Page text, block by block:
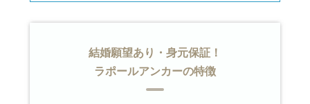
結婚願望あり・身元保証！
ラポールアンカーの特徴